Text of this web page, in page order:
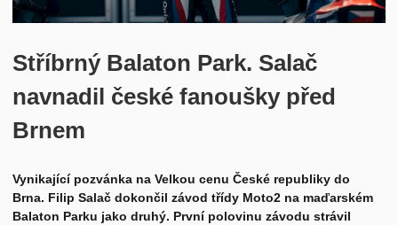
Kontakt
Stříbrný Balaton Park. Salač
navnadil české fanoušky před
Brnem
Vynikající pozvánka na Velkou cenu České republiky do
Brna. Filip Salač dokončil závod třídy Moto2 na maďarském
Balaton Parku jako druhý. První polovinu závodu strávil